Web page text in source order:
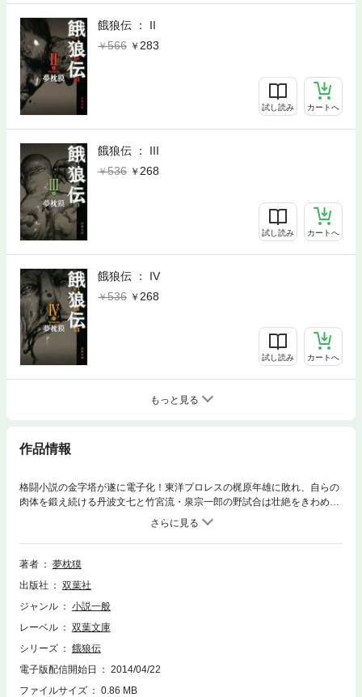
餓狼伝 ： II
566
283
試し読み カートへ
餓狼伝 ： III
536
268
試し読み カートへ
餓狼伝 ： IV
536
268
試し読み カートへ
もっと見る
作品情報
格闘小説の金字塔が遂に電子化！東洋プロレスの梶原年雄に敗れ、自らの
肉体を鍛え続ける丹波文七と竹宮流・泉宗一郎の野試合は壮絶をきわめ
た。文七の名は、立会人・姫川勉の口から北辰空手総帥・松尾象山の耳に
も届く。小犬のようにつきまとう少年・久保涼二をつれ、文七は東京へ。
目指すは梶原！
著者
夢枕獏
出版社
双葉社
ジャンル
小説一般
レーベル
双葉文庫
シリーズ
餓狼伝
電子版配信開始日
2014/04/22
ファイルサイズ
0.86 MB